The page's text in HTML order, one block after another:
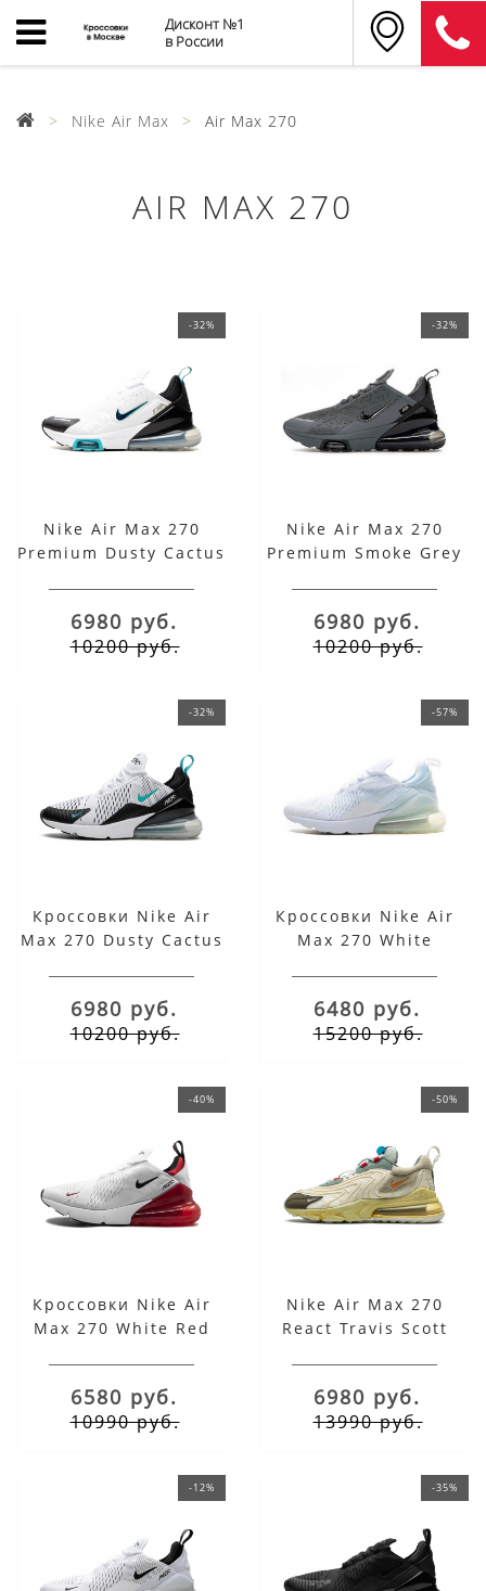
Дисконт №1
в России
Nike Air Max Air Max 270
AIR MAX 270
-32%
Nike Air Max 270
Premium Dusty Cactus
6980 руб.
10200 руб.
-32%
Nike Air Max 270
Premium Smoke Grey
6980 руб.
10200 руб.
-32%
Кроссовки Nike Air
Max 270 Dusty Cactus
6980 руб.
10200 руб.
-57%
Кроссовки Nike Air
Max 270 White
6480 руб.
15200 руб.
-40%
Кроссовки Nike Air
Max 270 White Red
6580 руб.
10990 руб.
-50%
Nike Air Max 270
React Travis Scott
6980 руб.
13990 руб.
-12% -35%